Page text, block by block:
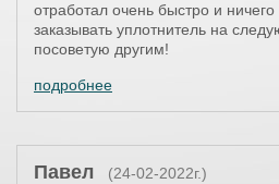
отработал очень быстро и
заказывать уплотнитель на
посоветую другим!
подробнее
Павел (24-02-2022г.)